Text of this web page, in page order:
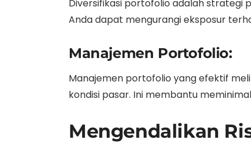
Diversifikasi portofolio adalah strategi
Anda dapat mengurangi eksposur
Manajemen Portofolio:
Manajemen portofolio yang efektif
kondisi pasar. Ini membantu
Mengendalikan